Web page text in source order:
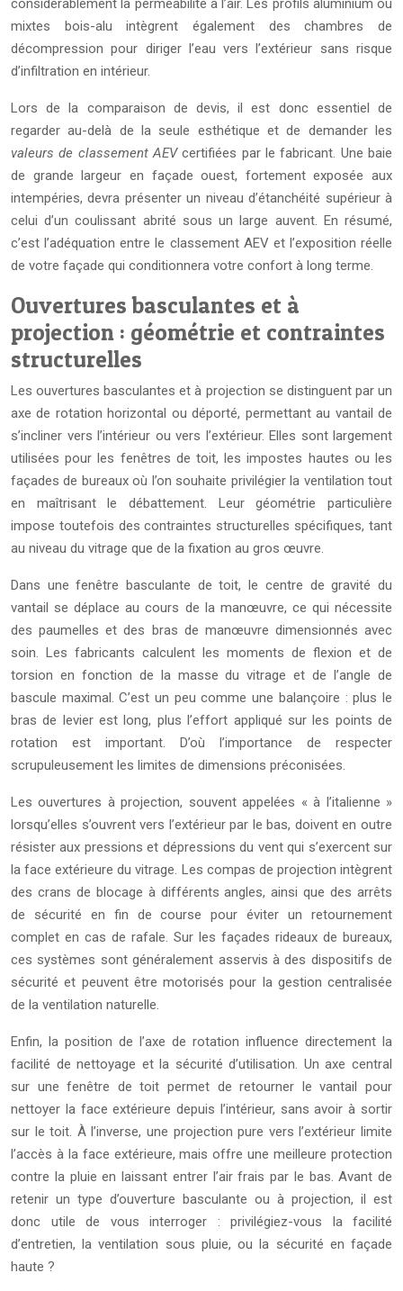
mixtes bois-alu intègrent également des chambres de
décompression pour diriger l’eau vers l’extérieur sans risque
d’infiltration en intérieur.
Lors de la comparaison de devis, il est donc essentiel de
regarder au-delà de la seule esthétique et de demander les
valeurs de classement AEVcertifiées par le fabricant. Une baie
de grande largeur en façade ouest, fortement exposée aux
intempéries, devra présenter un niveau d’étanchéité supérieur à
celui d’un coulissant abrité sous un large auvent. En résumé,
c’est l’adéquation entre le classement AEV et l’exposition réelle
de votre façade qui conditionnera votre confort à long terme.
Ouvertures basculantes et à
projection : géométrie et contraintes
structurelles
Les ouvertures basculantes et à projection se distinguent par un
axe de rotation horizontal ou déporté, permettant au vantail de
s’incliner vers l’intérieur ou vers l’extérieur. Elles sont largement
utilisées pour les fenêtres de toit, les impostes hautes ou les
façades de bureaux où l’on souhaite privilégier la ventilation tout
en maîtrisant le débattement. Leur géométrie particulière
impose toutefois des contraintes structurelles spécifiques, tant
au niveau du vitrage que de la fixation au gros œuvre.
Dans une fenêtre basculante de toit, le centre de gravité du
vantail se déplace au cours de la manœuvre, ce qui nécessite
des paumelles et des bras de manœuvre dimensionnés avec
soin. Les fabricants calculent les moments de flexion et de
torsion en fonction de la masse du vitrage et de l’angle de
bascule maximal. C’est un peu comme une balançoire : plus le
bras de levier est long, plus l’effort appliqué sur les points de
rotation est important. D’où l’importance de respecter
scrupuleusement les limites de dimensions préconisées.
Les ouvertures à projection, souvent appelées « à l’italienne »
lorsqu’elles s’ouvrent vers l’extérieur par le bas, doivent en outre
résister aux pressions et dépressions du vent qui s’exercent sur
la face extérieure du vitrage. Les compas de projection intègrent
des crans de blocage à différents angles, ainsi que des arrêts
de sécurité en fin de course pour éviter un retournement
complet en cas de rafale. Sur les façades rideaux de bureaux,
ces systèmes sont généralement asservis à des dispositifs de
sécurité et peuvent être motorisés pour la gestion centralisée
de la ventilation naturelle.
Enfin, la position de l’axe de rotation influence directement la
facilité de nettoyage et la sécurité d’utilisation. Un axe central
sur une fenêtre de toit permet de retourner le vantail pour
nettoyer la face extérieure depuis l’intérieur, sans avoir à sortir
sur le toit. À l’inverse, une projection pure vers l’extérieur limite
l’accès à la face extérieure, mais offre une meilleure protection
contre la pluie en laissant entrer l’air frais par le bas. Avant de
retenir un type d’ouverture basculante ou à projection, il est
donc utile de vous interroger : privilégiez-vous la facilité
d’entretien, la ventilation sous pluie, ou la sécurité en façade
haute ?